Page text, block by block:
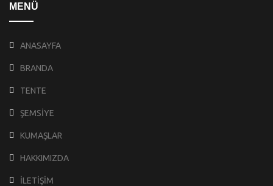
MENÜ
ANASAYFA
BRANDA
TENTE
ŞEMSİYE
KUMAŞLAR
HAKKIMIZDA
İLETİŞİM